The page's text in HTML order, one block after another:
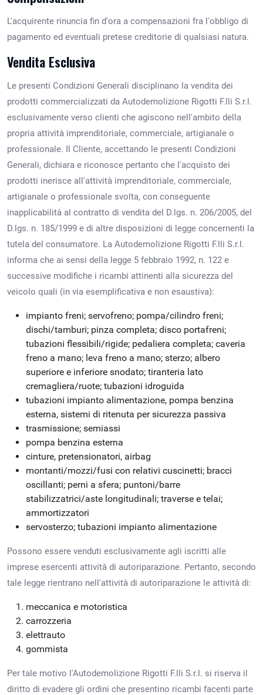
L'acquirente rinuncia fin d'ora a compensazioni fra l'obbligo di
pagamento ed eventuali pretese creditorie di qualsiasi natura.
Vendita Esclusiva
Le presenti Condizioni Generali disciplinano la vendita dei
prodotti commercializzati da Autodemolizione Rigotti F.lli S.r.l.
esclusivamente verso clienti che agiscono nell'ambito della
propria attività imprenditoriale, commerciale, artigianale o
professionale. Il Cliente, accettando le presenti Condizioni
Generali, dichiara e riconosce pertanto che l'acquisto dei
prodotti inerisce all'attività imprenditoriale, commerciale,
artigianale o professionale svolta, con conseguente
inapplicabilità al contratto di vendita del D.lgs. n. 206/2005, del
D.lgs. n. 185/1999 e di altre disposizioni di legge concernenti la
tutela del consumatore. La Autodemolizione Rigotti F.lli S.r.l.
informa che ai sensi della legge 5 febbraio 1992, n. 122 e
successive modifiche i ricambi attinenti alla sicurezza del
veicolo quali (in via esemplificativa e non esaustiva):
impianto freni; servofreno; pompa/cilindro freni;
dischi/tamburi; pinza completa; disco portafreni;
tubazioni flessibili/rigide; pedaliera completa; caveria
freno a mano; leva freno a mano; sterzo; albero
superiore e inferiore snodato; tiranteria lato
cremagliera/ruote; tubazioni idroguida
tubazioni impianto alimentazione, pompa benzina
esterna, sistemi di ritenuta per sicurezza passiva
trasmissione; semiassi
pompa benzina esterna
cinture, pretensionatori, airbag
montanti/mozzi/fusi con relativi cuscinetti; bracci
oscillanti; perni a sfera; puntoni/barre
stabilizzatrici/aste longitudinali; traverse e telai;
ammortizzatori
servosterzo; tubazioni impianto alimentazione
Possono essere venduti esclusivamente agli iscritti alle
imprese esercenti attività di autoriparazione. Pertanto, secondo
tale legge rientrano nell'attività di autoriparazione le attività di:
meccanica e motoristica
carrozzeria
elettrauto
gommista
Per tale motivo l'Autodemolizione Rigotti F.lli S.r.l. si riserva il
diritto di evadere gli ordini che presentino ricambi facenti parte